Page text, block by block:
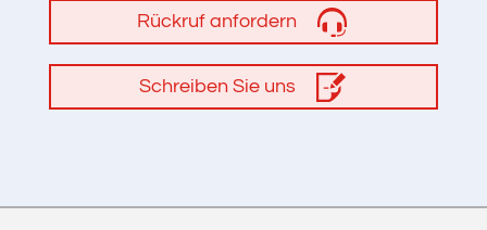
Rückruf anfordern
Schreiben Sie uns